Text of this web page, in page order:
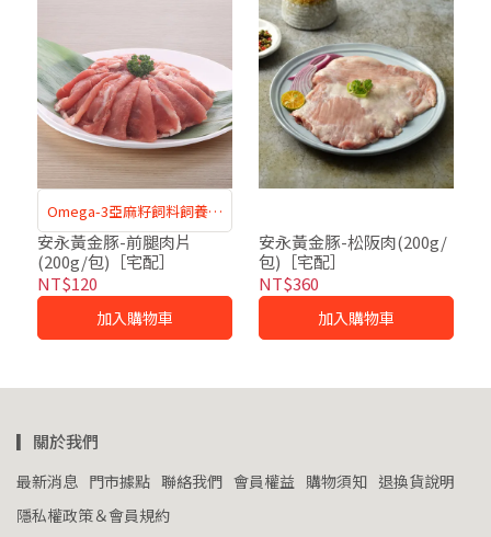
Omega-3亞麻籽飼料飼養，
口感柔軟適中
安永黃金豚-前腿肉片
(200g/包)［宅配］
NT$120
加入購物車
安永黃金豚-松阪肉(200g/
包)［宅配］
NT$360
加入購物車
▎關於我們
最新消息 門市據點 聯絡我們 會員權益 購物須知 退換貨說明
隱私權政策＆會員規約